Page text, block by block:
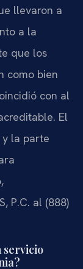
llevaron a
a la
que los
como bien
con al
El
la parte
P.C. al (888)
servicio